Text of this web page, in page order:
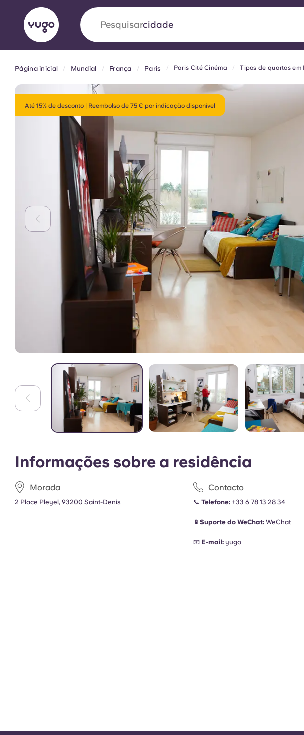
Pesquisarpaís
Sobre LocalizaçõesMais
Yugo VCARB: Impulsionando uma nova
era no alojamento estudantil
A parceria pioneira Yugocom a VCARB estimula a inovação, a
ambição e momentos inesquecíveis para os alunos.
English (GB) English (US) Chinese
Página inicial Mundial França Paris Paris Cité Cinéma Tipos de quartos em
Até 15% de desconto | Reembolso de 75 € por indicação disponível
Informações sobre a residência
Morada
2 Place Pleyel, 93200 Saint-Denis
Contacto
📞Telefone: +33 6 78 13 28 34
📱Suporte do WeChat: WeChat
📧 E-mail: yugo